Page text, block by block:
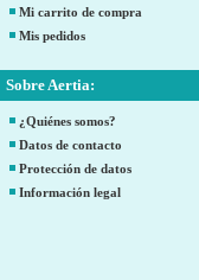
Mi carrito de compra
Mis pedidos
Sobre Aertia:
¿Quiénes somos?
Datos de contacto
Protección de datos
Información legal